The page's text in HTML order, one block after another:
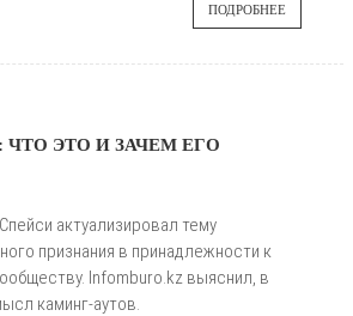
ПОДРОБНЕЕ
ЭТО И ЗАЧЕМ ЕГО
актуализировал тему
признания в принадлежности к
Infomburo.kz выяснил, в
каминг-аутов.